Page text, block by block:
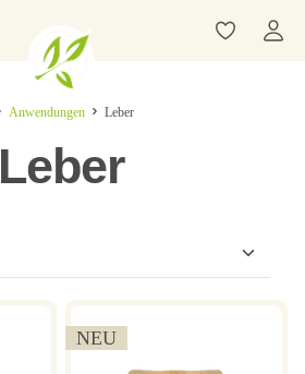
Anwendungen Leber
Leber
NEU